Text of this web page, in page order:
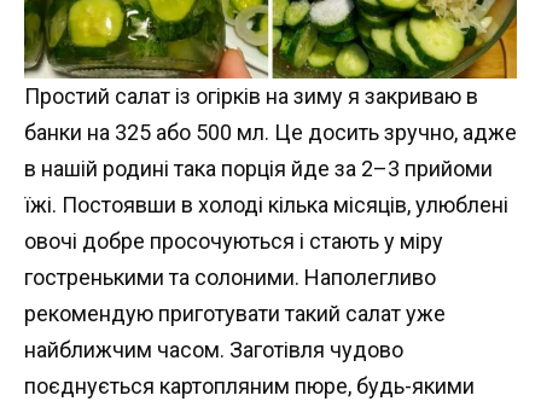
Простий салат із огірків на зиму я закриваю в
банки на 325 або 500 мл. Це досить зручно, адже
в нашій родині така порція йде за 2–3 прийоми
їжі. Постоявши в холоді кілька місяців, улюблені
овочі добре просочуються і стають у міру
гостренькими та солоними. Наполегливо
рекомендую приготувати такий салат уже
найближчим часом. Заготівля чудово
поєднується картопляним пюре, будь-якими